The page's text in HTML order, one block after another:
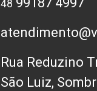
48
Rua Reduzino
São Luiz,